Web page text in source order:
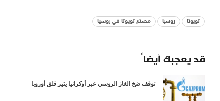
تويوتا روسيا مصتع تويوتا في روسيا
قد يعجبك أيضاً
توقف ضخ الغاز الروسي عبر أوكرانيا يثير قلق أوروبا